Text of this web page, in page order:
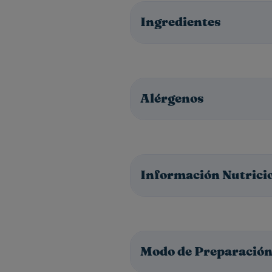
Ingredientes
Alérgenos
Información
Modo de Preparación